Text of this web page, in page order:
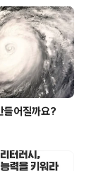
들어질까요?